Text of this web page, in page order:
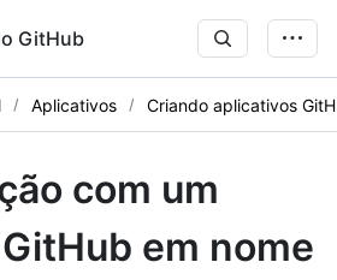
GitHub
Aplicativos Criando aplicativos
com um
em nome